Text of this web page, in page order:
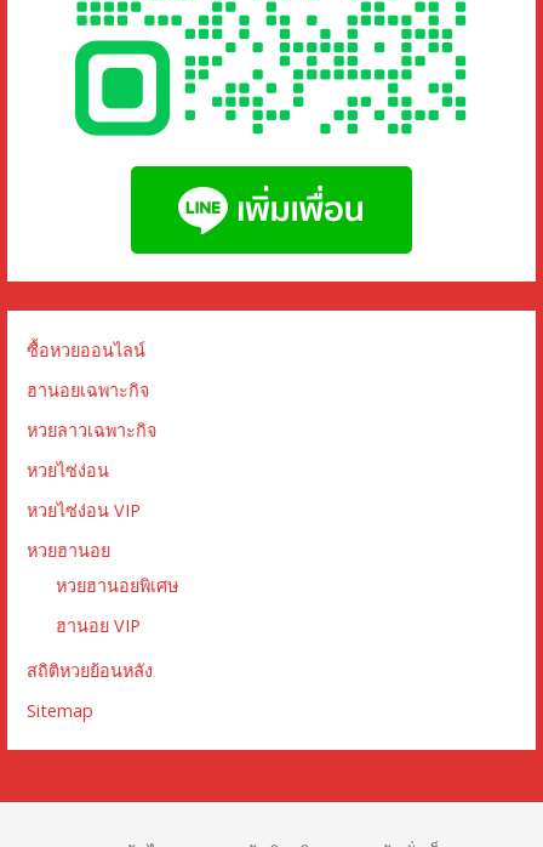
ซื้อหวยออนไลน์
ฮานอยเฉพาะกิจ
หวยลาวเฉพาะกิจ
หวยไซ่ง่อน
หวยไซ่ง่อน VIP
หวยฮานอย
หวยฮานอยพิเศษ
ฮานอย VIP
สถิติหวยย้อนหลัง
Sitemap